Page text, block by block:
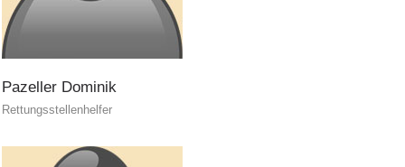
Flugrettung
Pazeller Dominik
Rettungsstellenhelfer